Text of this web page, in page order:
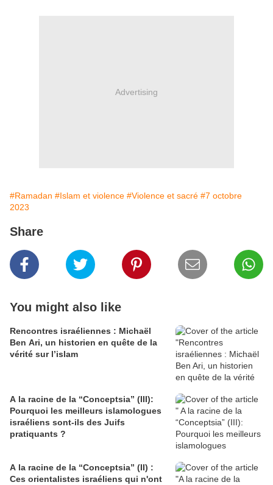
Advertising
#Ramadan #Islam et violence #Violence et sacré #7 octobre
2023
Share
You might also like
Rencontres israéliennes : Michaël
Ben Ari, un historien en quête de la
vérité sur l’islam
A la racine de la “Conceptsia” (III):
Pourquoi les meilleurs islamologues
israéliens sont-ils des Juifs
pratiquants ?
A la racine de la “Conceptsia” (II) :
Ces orientalistes israéliens qui n'ont